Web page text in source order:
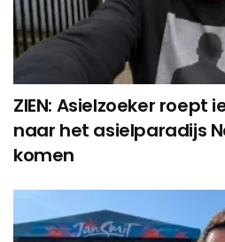
ZIEN: Asielzoeker roept
naar het asielparadijs
komen